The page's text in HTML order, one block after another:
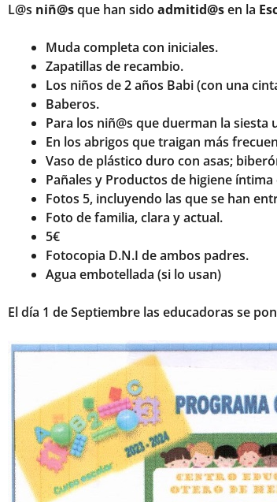
L@s niñ@sque han sido admitid@sen la
Muda completa con iniciales.
Zapatillas de recambio.
Los niños de 2 años Babi (con una
Baberos.
Para los niñ@s que duerman la
En los abrigos que traigan más
Vaso de plástico duro con asas;
Pañales y Productos de higiene
Fotos 5, incluyendo las que se han
Foto de familia, clara y actual.
5€
Fotocopia D.N.I de ambos padres.
Agua embotellada (si lo usan)
El día 1 de Septiembre las educadoras se